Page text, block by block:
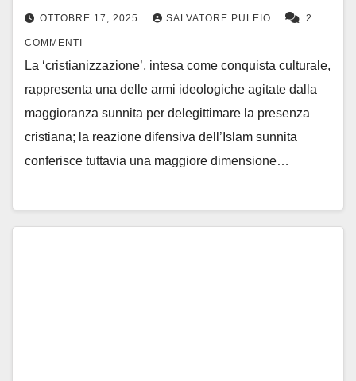
OTTOBRE 17, 2025 SALVATORE PULEIO 2
COMMENTI
La ‘cristianizzazione’, intesa come conquista culturale,
rappresenta una delle armi ideologiche agitate dalla
maggioranza sunnita per delegittimare la presenza
cristiana; la reazione difensiva dell’Islam sunnita
conferisce tuttavia una maggiore dimensione…